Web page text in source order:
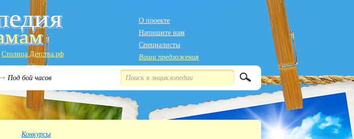
Столица Детства.рф
О проекте
Напишите нам
Специалисты
Ваши предложения
Под бой часов
Конкурсы